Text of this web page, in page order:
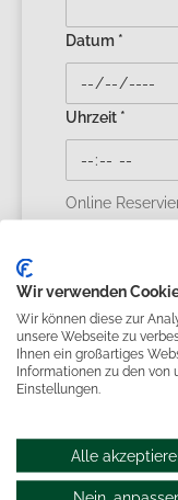
Datum *
Uhrzeit *
Online
Hiermit
Rahmen
Hinweis:Sie
die Zukunft per
* Pflichtfeld
Wir verwenden
Wir können diese zur
unsere Webseite zu
Ihnen ein großartiges
Informationen zu den von
Einstellungen.
Alle